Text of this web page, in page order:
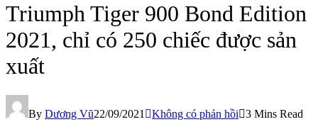
Triumph Tiger 900 Bond Edition
2021, chỉ có 250 chiếc được sản
xuất
By Dương Vũ22/09/2021 Không có phản hồi 3 Mins Read